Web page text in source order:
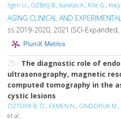
Ilgen U., ÖZBAŞ B., Karatas A., Kilic G.,
AGING CLINICAL AND
ss.2019-2020, 2021 (SCI-
PlumX Metrics
25.
The diagnostic role of
ultrasonography, magnetic
computed tomography in the
cystic lesions
ÖZTÜRK B. O., EKMEN N., CİNDORUK M.,
et al.